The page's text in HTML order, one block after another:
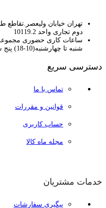
تهران خیابان ولیعصر.تقاطع
دوم تجاری واحد 10119.2
ساعات کاری حضوری
شنبه تا چهارشنبه(10-18) پنج شنبه(10-14)
دسترسی سریع
تماس با ما
قوانین و مقررات
حساب کاربری
مجله ماه کالا
خدمات مشتریان
پیگیری سفارشات